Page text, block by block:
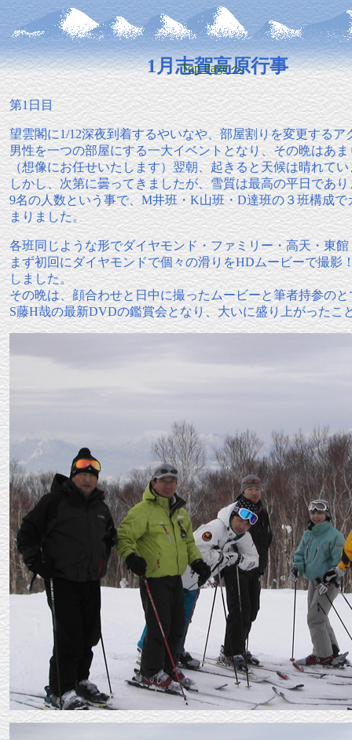
1月志賀高原行事
第1日目
望雲閣に1/12深夜到着するやいなや、部屋割りを変更する
男性を一つの部屋にする一大イベントとなり、その晩はあ
（想像にお任せいたします）翌朝、起きると天候は晴れて
しかし、次第に曇ってきましたが、雪質は最高の平日であ
9名の人数という事で、M井班・K山班・D達班の３班構成
まりました。
各班同じような形でダイヤモンド・ファミリー・高天・東
まず初回にダイヤモンドで個々の滑りをHDムービーで撮影
しました。
その晩は、顔合わせと日中に撮ったムービーと筆者持参の
S藤H哉の最新DVDの鑑賞会となり、大いに盛り上がったこ
Top Page へ